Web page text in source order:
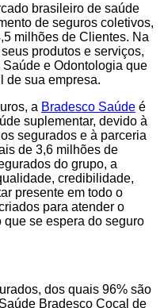
brasileiro de saúde
de seguros coletivos,
milhões de Clientes. Na
produtos e serviços,
e Odontologia que
de sua empresa.
a Bradesco Saúde é
suplementar, devido à
segurados e à parceria
de 3,6 milhões de
do grupo, a
credibilidade,
presente em todo o
para atender o
se espera do seguro
dos quais 96% são
Bradesco Cocal de